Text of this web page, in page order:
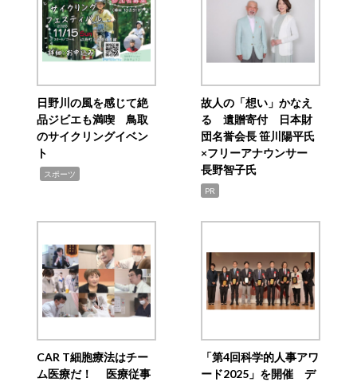
日野川の風を感じて絶
品ジビエも満喫 鳥取
のサイクリングイベン
ト
スポーツ
故人の「想い」かなえ
る 遺贈寄付 日本財
団名誉会長 笹川陽平氏
×フリーアナウンサー
長野智子氏
PR
CAR T細胞療法はチー
ム医療だ！ 医療従事
「第4回科学的人事アワ
ード2025」を開催 デ